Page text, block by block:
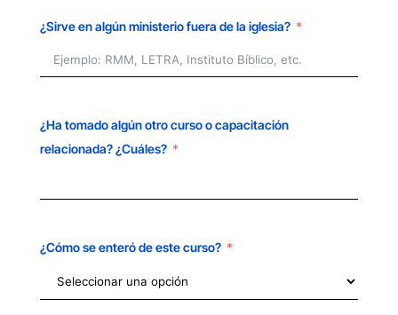
¿Sirve en algún ministerio fuera de la iglesia?
¿Ha tomado algún otro curso o capacitación
relacionada? ¿Cuáles?
¿Cómo se enteró de este curso?